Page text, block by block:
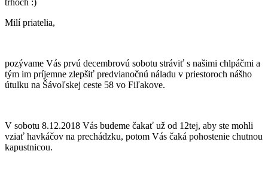
trhoch :)
Milí priatelia,
pozývame Vás prvú decembrovú sobotu stráviť s našimi chlpáčmi a
tým im príjemne zlepšiť predvianočnú náladu v priestoroch nášho
útulku na Šávoľskej ceste 58 vo Fiľakove.
V sobotu 8.12.2018 Vás budeme čakať už od 12tej, aby ste mohli
vziať havkáčov na prechádzku, potom Vás čaká pohostenie chutnou
kapustnicou.